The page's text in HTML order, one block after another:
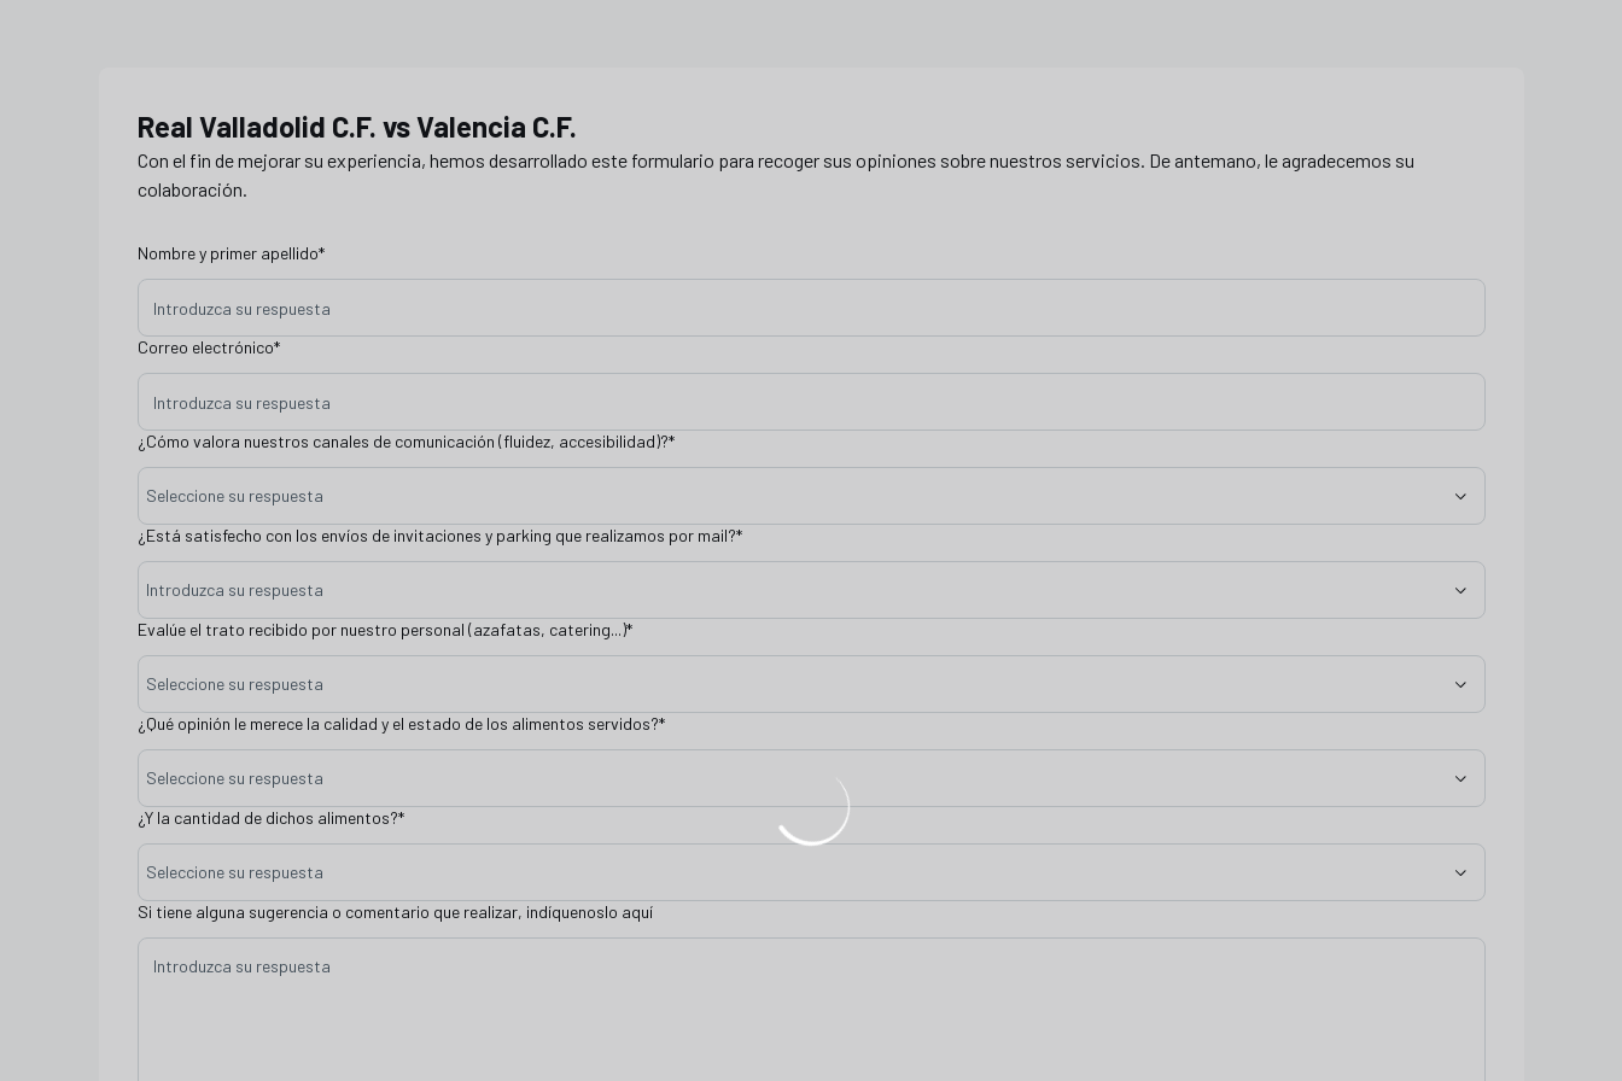
Real Valladolid C.F. vs Valencia C.F.
Con el fin de mejorar su experiencia, hemos desarrollado este formulario para recoger sus opiniones sobre nuestros servicios. De antemano, le agradecemos su
colaboración.
Nombre y primer apellido*
Correo electrónico*
¿Cómo valora nuestros canales de comunicación (fluidez, accesibilidad)?*
Seleccione su respuesta
¿Está satisfecho con los envíos de invitaciones y parking que realizamos por mail?*
Introduzca su respuesta
Evalúe el trato recibido por nuestro personal (azafatas, catering...)*
Seleccione su respuesta
¿Qué opinión le merece la calidad y el estado de los alimentos servidos?*
Seleccione su respuesta
¿Y la cantidad de dichos alimentos?*
Seleccione su respuesta
Si tiene alguna sugerencia o comentario que realizar, indíquenoslo aquí